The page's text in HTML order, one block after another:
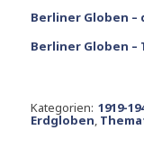
Berliner Globen –
Berliner Globen –
Kategorien: 1919-
Erdgloben,